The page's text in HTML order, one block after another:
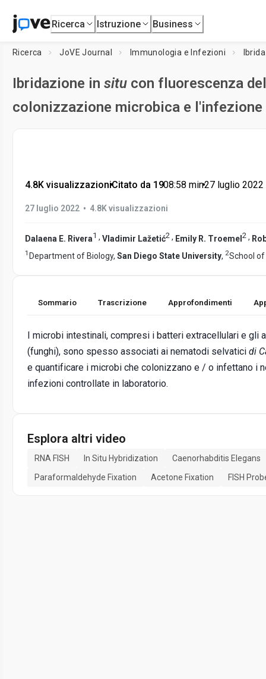
Ricerca Istruzione Business
Ricerca JoVE Journal Immunologia e Infezioni
Ibridazione in situ con fluorescenza
colonizzazione microbica e
4.8K visualizzazioni•Citato da 19•08:58 min•27 luglio 2022
27 luglio 2022 • 4.8K visualizzazioni
Dalaena E. Rivera1 , Vladimir Lažetić2 , Emily R. Troemel 2 ,
1 Department of Biology, San Diego State University, 2School
Sommario Trascrizione Approfondimenti
I microbi intestinali, compresi i batteri extracellulari e
(funghi), sono spesso associati ai nematodi selvatici di
e quantificare i microbi che colonizzano e / o infettano i
infezioni controllate in laboratorio.
Esplora altri video
RNA FISH In Situ Hybridization
Caenorhabditis Elegans
Paraformaldehyde Fixation
Acetone Fixation FISH